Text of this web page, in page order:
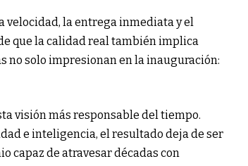
la entrega inmediata y el
que la calidad real también implica
no solo impresionan en la inauguración:
visión más responsable del tiempo.
e inteligencia, el resultado deja de ser
capaz de atravesar décadas con